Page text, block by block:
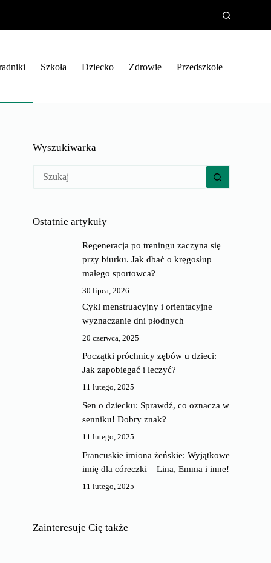
Szkoła Dziecko Zdrowie Przedszkole
Wyszukiwarka
Brak
Ostatnie artykuły
Regeneracja po treningu zaczyna się
przy biurku. Jak dbać o kręgosłup
małego sportowca?
30 lipca, 2026
Cykl menstruacyjny i orientacyjne
wyznaczanie dni płodnych
20 czerwca, 2025
Początki próchnicy zębów u dzieci:
Jak zapobiegać i leczyć?
11 lutego, 2025
Sen o dziecku: Sprawdź, co oznacza w
senniku! Dobry znak?
11 lutego, 2025
Francuskie imiona żeńskie: Wyjątkowe
imię dla córeczki – Lina, Emma i inne!
11 lutego, 2025
Zainteresuje Cię także